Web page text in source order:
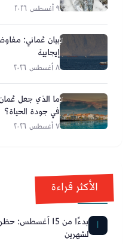
٩ أغسطس ٢٠٢٦
بيان عُماني:
إيجابية
٨ أغسطس ٢٠٢٦
ما الذي جعل عُمان
في جودة الحياة؟
٧ أغسطس ٢٠٢٦
الأكثر قراءة
1 بدءًا من 15
لشهرين